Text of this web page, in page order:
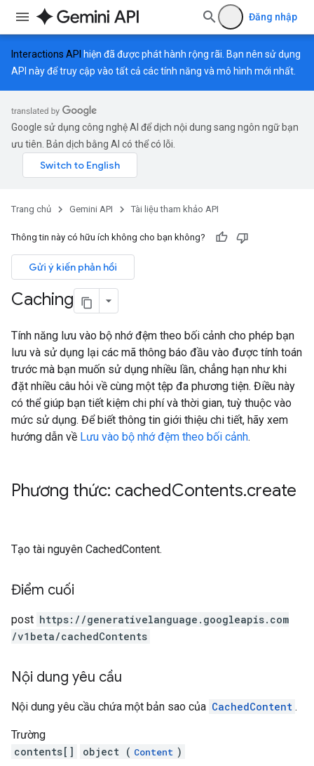
Đăng nhập
Interactions API hiện đã được phát hành rộng rãi. Bạn nên sử dụng
API này để truy cập vào tất cả các tính năng và mô hình mới nhất.
Google sử dụng công nghệ AI để dịch nội dung sang ngôn ngữ bạn
ưu tiên. Bản dịch bằng AI có thể có lỗi.
Trang chủ Gemini API Tài liệu tham khảo API
Thông tin này có hữu ích không cho bạn không?
Gửi ý kiến phản hồi
Caching
Tính năng lưu vào bộ nhớ đệm theo bối cảnh cho phép bạn
lưu và sử dụng lại các mã thông báo đầu vào được tính toán
trước mà bạn muốn sử dụng nhiều lần, chẳng hạn như khi
đặt nhiều câu hỏi về cùng một tệp đa phương tiện. Điều này
có thể giúp bạn tiết kiệm chi phí và thời gian, tuỳ thuộc vào
mức sử dụng. Để biết thông tin giới thiệu chi tiết, hãy xem
hướng dẫn về Lưu vào bộ nhớ đệm theo bối cảnh.
Phương thức: cachedContents.create
Tạo tài nguyên CachedContent.
Điểm cuối
post https: / /generativelanguage.googleapis.com
/v1beta/cachedContents
Nội dung yêu cầu
Nội dung yêu cầu chứa một bản sao của CachedContent .
Trường
contents[]
object ( Content )